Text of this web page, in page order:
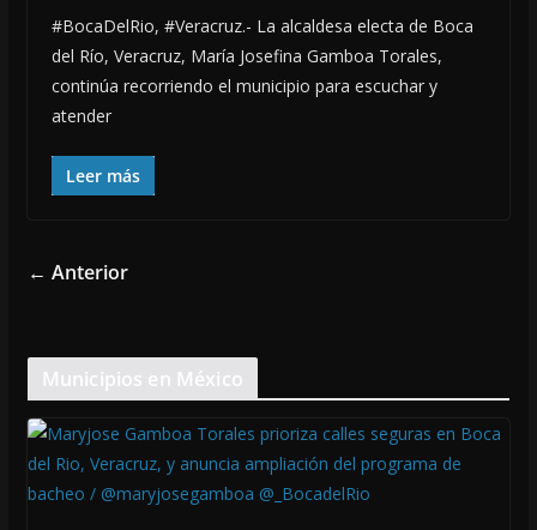
#BocaDelRio, #Veracruz.- La alcaldesa electa de Boca
del Río, Veracruz, María Josefina Gamboa Torales,
continúa recorriendo el municipio para escuchar y
atender
Leer más
← Anterior
Municipios en México